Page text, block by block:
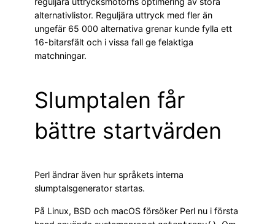
alternativlistor. Reguljära uttryck med fler än
ungefär 65 000 alternativa grenar kunde fylla ett
16-bitarsfält och i vissa fall ge felaktiga
matchningar.
Slumptalen får
bättre startvärden
Perl ändrar även hur språkets interna
slumptalsgenerator startas.
På Linux, BSD och macOS försöker Perl nu i första